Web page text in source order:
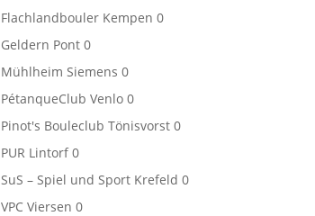
Flachlandbouler Kempen 0
Geldern Pont 0
Mühlheim Siemens 0
PétanqueClub Venlo 0
Pinot's Bouleclub Tönisvorst 0
PUR Lintorf0
SuS – Spiel und Sport Krefeld 0
VPC Viersen 0